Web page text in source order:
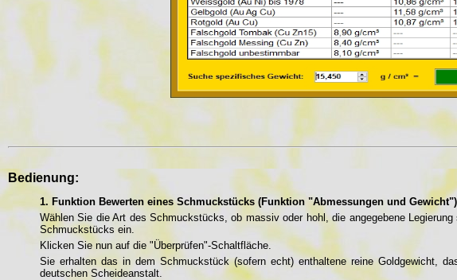
Bedienung:
1. Funktion Bewerten eines Schmuckstücks (Funktion "Abmessungen und
Wählen Sie die Art des Schmuckstücks, ob massiv oder hohl, die angegebene
Schmuckstücks ein.
Klicken Sie nun auf die "Überprüfen"-Schaltfläche.
Sie erhalten das in dem Schmuckstück (sofern echt) enthaltene reine Goldgewicht,
deutschen Scheideanstalt.